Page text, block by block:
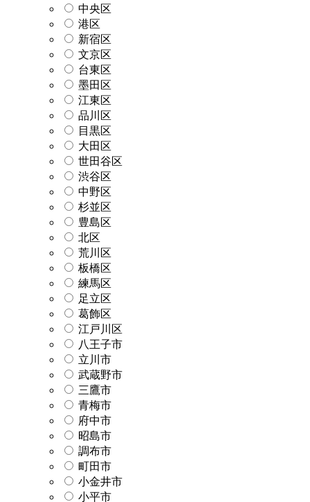
中央区
港区
新宿区
文京区
台東区
墨田区
江東区
品川区
目黒区
大田区
世田谷区
渋谷区
中野区
杉並区
豊島区
北区
荒川区
板橋区
練馬区
足立区
葛飾区
江戸川区
八王子市
立川市
武蔵野市
三鷹市
青梅市
府中市
昭島市
調布市
町田市
小金井市
小平市